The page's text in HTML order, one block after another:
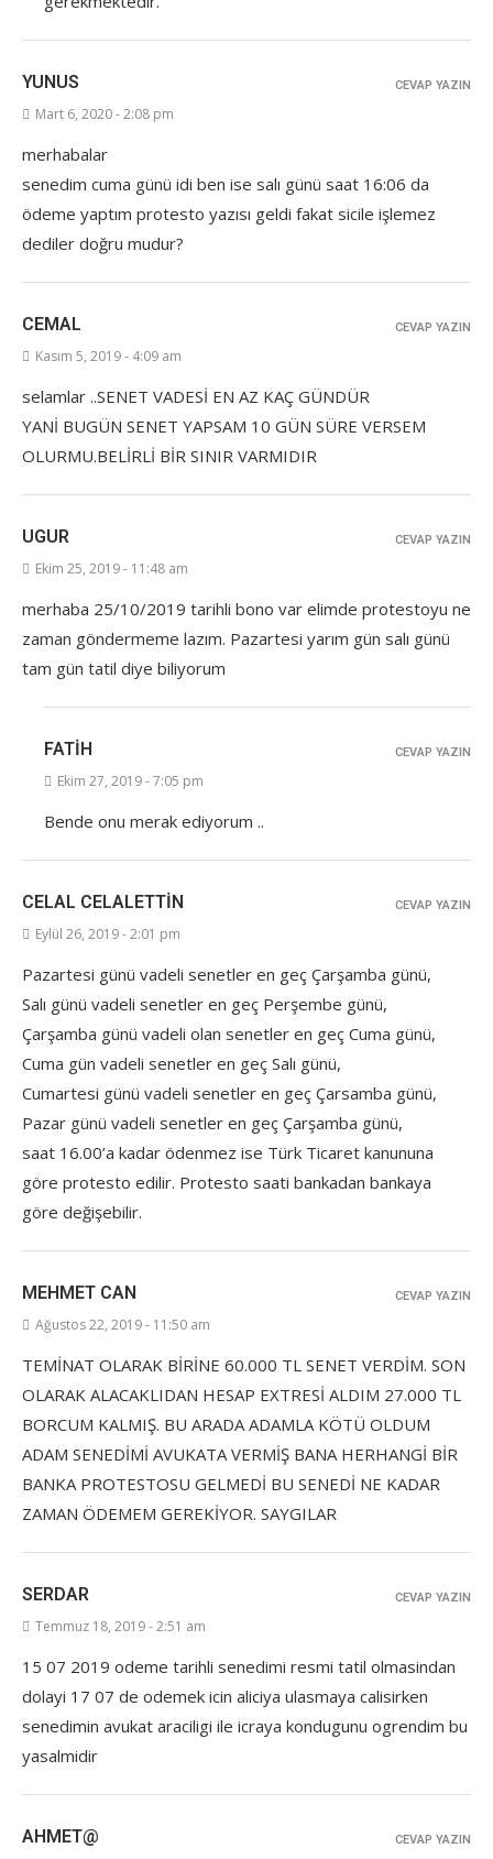
YUNUS
Mart 6, 2020 - 2:08 pm
merhabalar
senedim cuma günü idi ben ise salı günü saat 16:06 da
ödeme yaptım protesto yazısı geldi fakat sicile işlemez
dediler doğru mudur?
CEVAP YAZIN
CEMAL
Kasım 5, 2019 - 4:09 am
selamlar ..SENET VADESİ EN AZ KAÇ GÜNDÜR
YANİ BUGÜN SENET YAPSAM 10 GÜN SÜRE VERSEM
OLURMU.BELİRLİ BİR SINIR VARMIDIR
CEVAP YAZIN
UGUR
Ekim 25, 2019 - 11:48 am
merhaba 25/10/2019 tarihli bono var elimde protestoyu ne
zaman göndermeme lazım. Pazartesi yarım gün salı günü
tam gün tatil diye biliyorum
CEVAP YAZIN
FATIH
Ekim 27, 2019 - 7:05 pm
Bende onu merak ediyorum ..
CEVAP YAZIN
CELAL CELALETTIN
Eylül 26, 2019 - 2:01 pm
Pazartesi günü vadeli senetler en geç Çarşamba günü,
Salı günü vadeli senetler en geç Perşembe günü,
Çarşamba günü vadeli olan senetler en geç Cuma günü,
Cuma gün vadeli senetler en geç Salı günü,
Cumartesi günü vadeli senetler en geç Çarsamba günü,
Pazar günü vadeli senetler en geç Çarşamba günü,
saat 16.00’a kadar ödenmez ise Türk Ticaret kanununa
göre protesto edilir. Protesto saati bankadan bankaya
göre değişebilir.
CEVAP YAZIN
MEHMET CAN
Ağustos 22, 2019 - 11:50 am
TEMİNAT OLARAK BİRİNE 60.000 TL SENET VERDİM. SON
OLARAK ALACAKLIDAN HESAP EXTRESİ ALDIM 27.000 TL
BORCUM KALMIŞ. BU ARADA ADAMLA KÖTÜ OLDUM
ADAM SENEDİMİ AVUKATA VERMİŞ BANA HERHANGİ BİR
BANKA PROTESTOSU GELMEDİ BU SENEDİ NE KADAR
ZAMAN ÖDEMEM GEREKİYOR. SAYGILAR
CEVAP YAZIN
SERDAR
Temmuz 18, 2019 - 2:51 am
15 07 2019 odeme tarihli senedimi resmi tatil olmasindan
dolayi 17 07 de odemek icin aliciya ulasmaya calisirken
senedimin avukat araciligi ile icraya kondugunu ogrendim bu
yasalmidir
CEVAP YAZIN
AHMET@ CEVAP YAZIN